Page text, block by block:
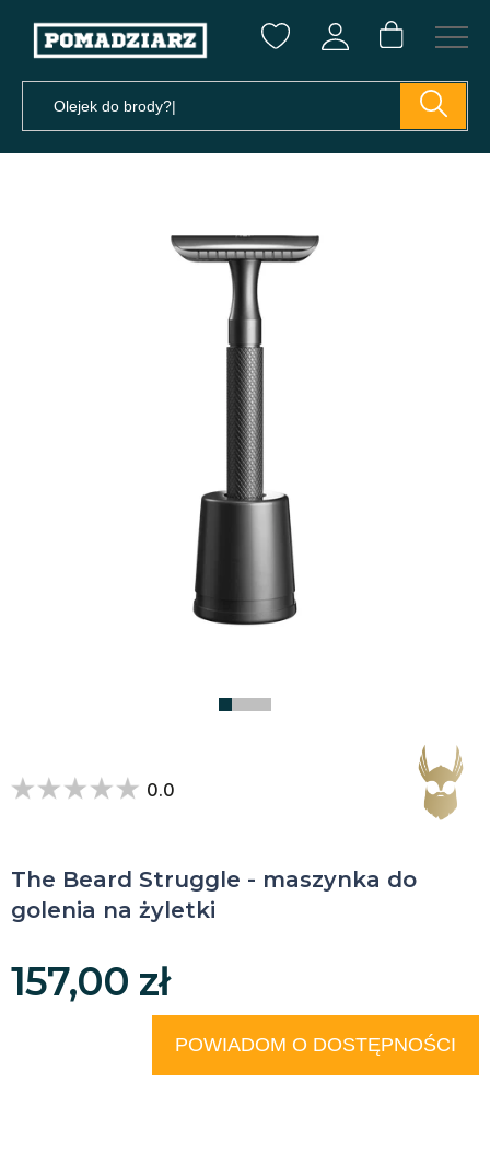
The Beard Struggle - maszynka do
golenia na żyletki
0.0
157,00 zł
POWIADOM O DOSTĘPNOŚCI